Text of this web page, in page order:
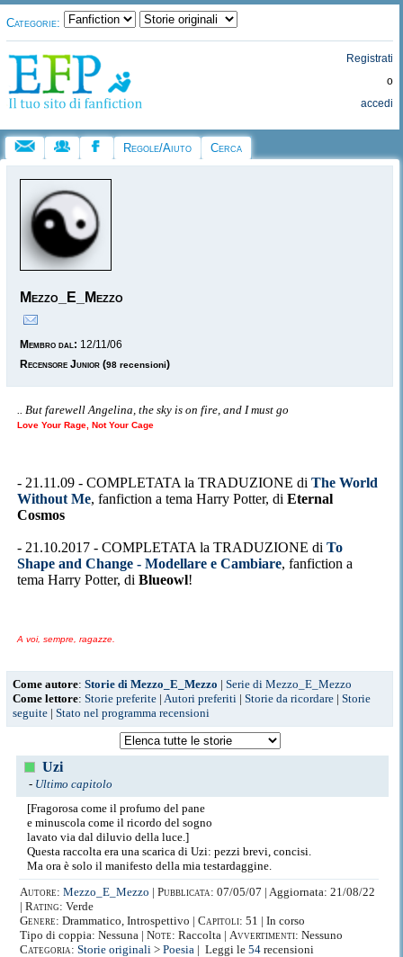
Categorie:
Registrati
o
accedi
Regole/Aiuto Cerca
Mezzo_E_Mezzo
Membro dal: 12/11/06
Recensore Junior (98 recensioni)
.. But farewell Angelina, the sky is on fire, and I must go
Love Your Rage, Not Your Cage
- 21.11.09 - COMPLETATA la TRADUZIONE di The World
Without Me, fanfiction a tema Harry Potter, di Eternal
Cosmos
- 21.10.2017 - COMPLETATA la TRADUZIONE di To
Shape and Change - Modellare e Cambiare, fanfiction a
tema Harry Potter, di Blueowl!
A voi, sempre, ragazze.
Come autore: Storie di Mezzo_E_Mezzo | Serie di Mezzo_E_Mezzo
Come lettore: Storie preferite | Autori preferiti | Storie da ricordare | Storie
seguite | Stato nel programma recensioni
Uzi
- Ultimo capitolo
[Fragorosa come il profumo del pane
e minuscola come il ricordo del sogno
lavato via dal diluvio della luce.]
Questa raccolta era una scarica di Uzi: pezzi brevi, concisi.
Ma ora è solo il manifesto della mia testardaggine.
Autore: Mezzo_E_Mezzo | Pubblicata: 07/05/07 | Aggiornata: 21/08/22
| Rating: Verde
Genere: Drammatico, Introspettivo | Capitoli: 51 | In corso
Tipo di coppia: Nessuna | Note: Raccolta | Avvertimenti: Nessuno
Categoria: Storie originali > Poesia | Leggi le 54 recensioni